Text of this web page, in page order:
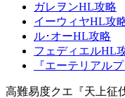
ガレヲンHL攻略
イーウィヤHL攻
ル･オーHL攻略
フェディエルHL
『エーテリアル
高難易度クエ『天上征